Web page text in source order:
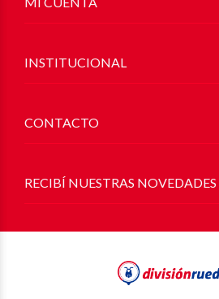
RECIBÍ NUESTRAS NOVEDADES
INSTITUCIONAL
CONTACTO